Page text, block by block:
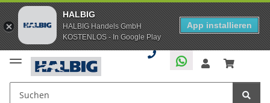
HALBIG
HALBIG Handels GmbH
KOSTENLOS - In Google Play
App installieren